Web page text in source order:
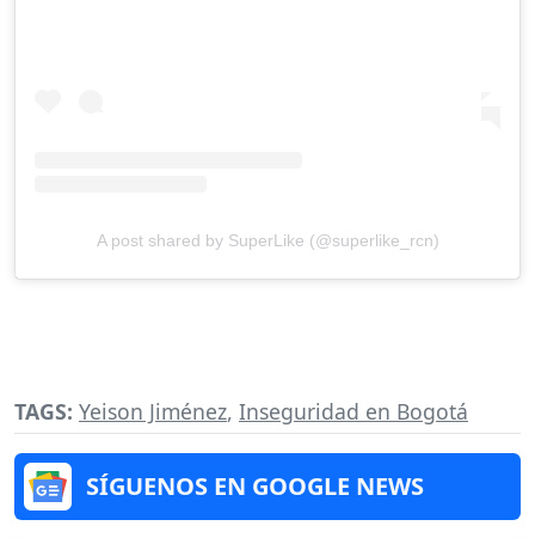
A post shared by SuperLike (@superlike_rcn)
TAGS: Yeison Jiménez, Inseguridad en Bogotá
SÍGUENOS EN GOOGLE NEWS